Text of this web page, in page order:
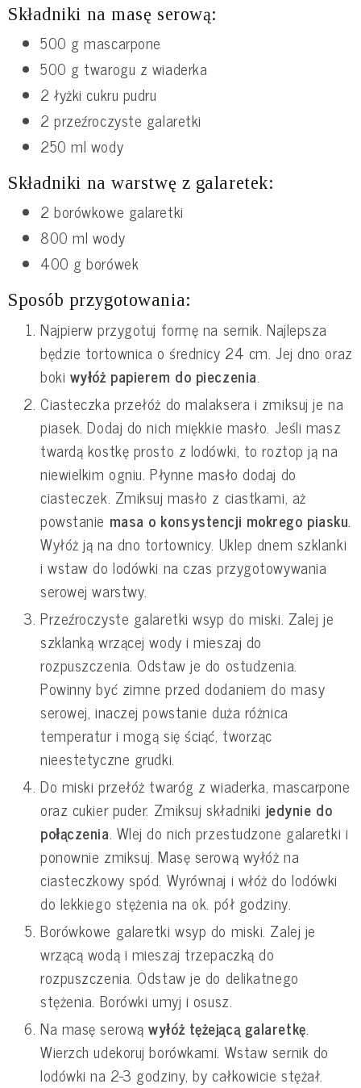
Składniki na masę serową:
500 g mascarpone
500 g twarogu z wiaderka
2 łyżki cukru pudru
2 przeźroczyste galaretki
250 ml wody
Składniki na warstwę z galaretek:
2 borówkowe galaretki
800 ml wody
400 g borówek
Sposób przygotowania:
Najpierw przygotuj formę na sernik. Najlepsza
będzie tortownica o średnicy 24 cm. Jej dno oraz
boki wyłóż papierem do pieczenia.
Ciasteczka przełóż do malaksera i zmiksuj je na
piasek. Dodaj do nich miękkie masło. Jeśli masz
twardą kostkę prosto z lodówki, to roztop ją na
niewielkim ogniu. Płynne masło dodaj do
ciasteczek. Zmiksuj masło z ciastkami, aż
powstanie masa o konsystencji mokrego piasku.
Wyłóż ją na dno tortownicy. Uklep dnem szklanki
i wstaw do lodówki na czas przygotowywania
serowej warstwy.
Przeźroczyste galaretki wsyp do miski. Zalej je
szklanką wrzącej wody i mieszaj do
rozpuszczenia. Odstaw je do ostudzenia.
Powinny być zimne przed dodaniem do masy
serowej, inaczej powstanie duża różnica
temperatur i mogą się ściąć, tworząc
nieestetyczne grudki.
Do miski przełóż twaróg z wiaderka, mascarpone
oraz cukier puder. Zmiksuj składniki jedynie do
połączenia. Wlej do nich przestudzone galaretki i
ponownie zmiksuj. Masę serową wyłóż na
ciasteczkowy spód. Wyrównaj i włóż do lodówki
do lekkiego stężenia na ok. pół godziny.
Borówkowe galaretki wsyp do miski. Zalej je
wrzącą wodą i mieszaj trzepaczką do
rozpuszczenia. Odstaw je do delikatnego
stężenia. Borówki umyj i osusz.
Na masę serowąwyłóż tężejącą galaretkę.
Wierzch udekoruj borówkami. Wstaw sernik do
lodówki na 2-3 godziny, by całkowicie stężał.